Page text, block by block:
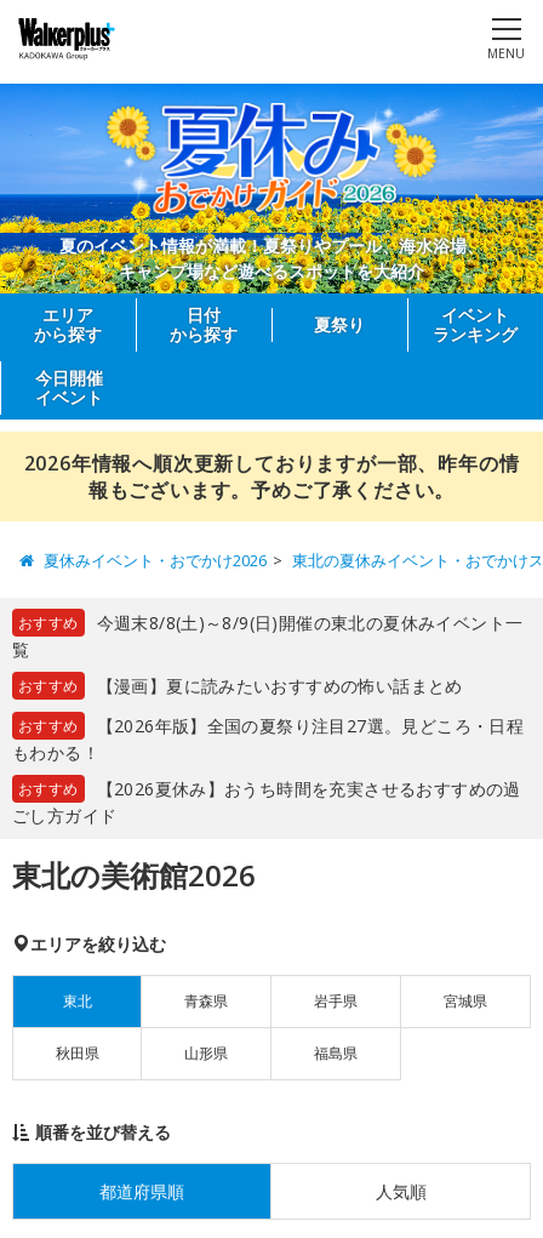
MENU
夏のイベント情報が満載！夏祭りやプール、海水浴場、
キャンプ場など遊べるスポットを大紹介
エリア
から探す
日付
から探す
夏祭り
イベント
ランキング
今日開催
イベント
2026年情報へ順次更新しておりますが一部、昨年の情
報もございます。予めご了承ください。
夏休みイベント・おでかけ2026 東北の夏休みイベント・おでかけ
おすすめ
今週末8/8(土)～8/9(日)開催の東北の夏休みイベント一
覧
おすすめ 【漫画】夏に読みたいおすすめの怖い話まとめ
おすすめ
【2026年版】全国の夏祭り注目27選。見どころ・日程
もわかる！
おすすめ
【2026夏休み】おうち時間を充実させるおすすめの過
ごし方ガイド
東北の美術館2026
エリアを絞り込む
東北 青森県 岩手県 宮城県
秋田県 山形県 福島県
順番を並び替える
都道府県順 人気順